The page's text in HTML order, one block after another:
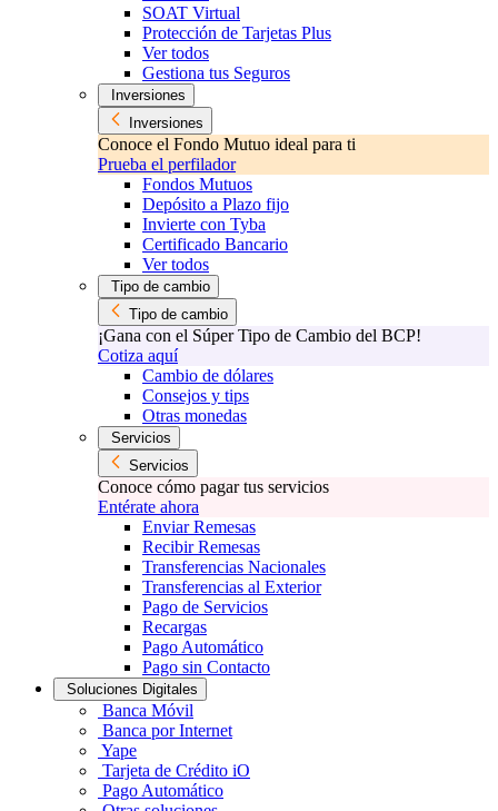
SOAT Virtual
Protección de Tarjetas Plus
Ver todos
Gestiona tus Seguros
Inversiones
Inversiones
Conoce el Fondo Mutuo ideal para ti
Prueba el perfilador
Fondos Mutuos
Depósito a Plazo fijo
Invierte con Tyba
Certificado Bancario
Ver todos
Tipo de cambio
Tipo de cambio
¡Gana con el Súper Tipo de Cambio del BCP!
Cotiza aquí
Cambio de dólares
Consejos y tips
Otras monedas
Servicios
Servicios
Conoce cómo pagar tus servicios
Entérate ahora
Enviar Remesas
Recibir Remesas
Transferencias Nacionales
Transferencias al Exterior
Pago de Servicios
Recargas
Pago Automático
Pago sin Contacto
Soluciones Digitales
Banca Móvil
Banca por Internet
Yape
Tarjeta de Crédito iO
Pago Automático